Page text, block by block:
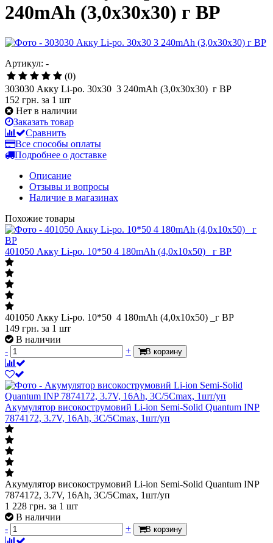
240mAh (3,0x30x30) г BP
Артикул: -
(0)
303030 Акку Li-po. 30x30 3 240mAh (3,0x30x30) г BP
152 грн. за 1 шт
Нет в наличии
Заказать товар
Сравнить
Все способы оплаты
Подробнее о доставке
Описание
Отзывы и вопросы
Наличие в магазинах
Похожие товары
401050 Акку Li-po. 10*50 4 180mAh (4,0x10x50) _г BP
401050 Акку Li-po. 10*50 4 180mAh (4,0x10x50) _г BP
149 грн. за 1 шт
В наличии
-
+ В корзину
Акумулятор високострумовий Li-ion Semi-Solid Quantum INP
7874172, 3.7V, 16Ah, 3C/5Cmax, 1шт/уп
Акумулятор високострумовий Li-ion Semi-Solid Quantum INP
7874172, 3.7V, 16Ah, 3C/5Cmax, 1шт/уп
1 228 грн. за 1 шт
В наличии
-
+ В корзину